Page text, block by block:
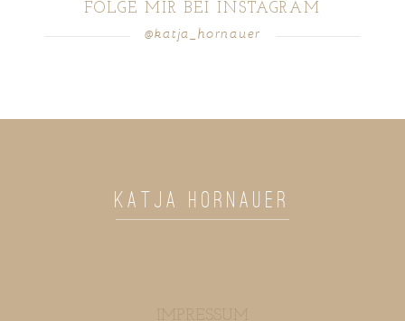
FOLGE MIR BEI INSTAGRAM
@katja_hornauer
KATJA HORNAUER
IMPRESSUM